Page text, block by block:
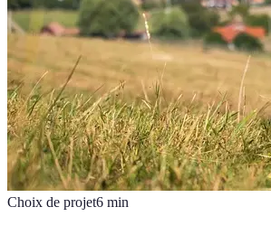
Choix de projet6 min